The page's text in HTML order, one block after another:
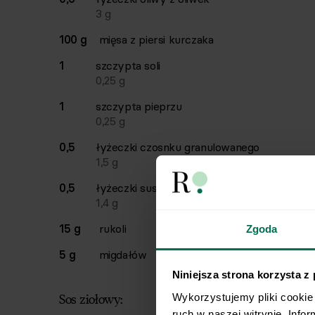
Zgoda
Niniejsza strona korzysta z
Wykorzystujemy pliki
3 g
100 g
mięsa z piersi kurczaka
1
szczypta soli
0,25 g
1
szczypta pieprzu
0,25 g
0,5
łyżeczki czosnku granulowanego
1,5 g
0,5
łyżeczki suszonego oregano
1,4g
15 g
rukoli
5 g
migdałów
Sos ziołowy: